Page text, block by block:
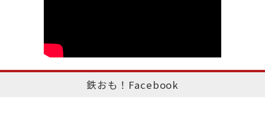
鉄おも！Facebook